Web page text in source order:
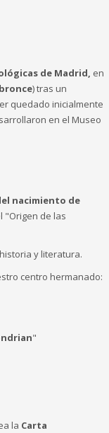
de Madrid, en
) tras un
quedado inicialmente
en el Museo
nacimiento de
"Origen de las
y literatura.
centro hermanado:
"
la Carta